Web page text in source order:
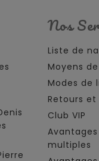
Nos
Liste de
Moyens
Modes de
Retours
Club VIP
multiples